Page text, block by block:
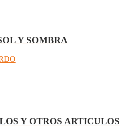
Y SOMBRA
Y OTROS ARTICULOS